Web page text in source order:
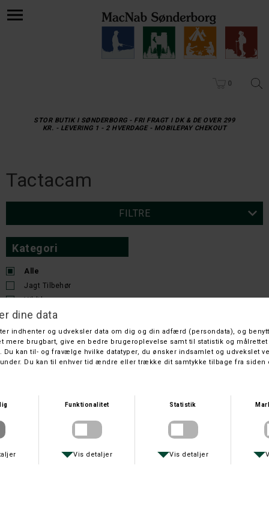
0
STOR BUTIK I SØNDERBORG - FRI FRAGT I DK & DE OVER 299
KR. - LEVERING 1 - 2 HVERDAGE - MOBILEPAY CHEKOUT
Tactacam
FILTRE
Kategori
Alle
Jagt Tilbehør
Vildtkamera
Sortering
Nyeste Titel Pris